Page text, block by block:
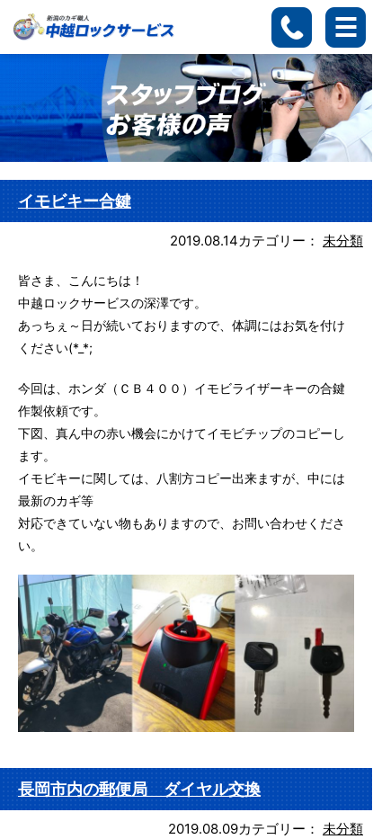
イモビキー合鍵
2019.08.14カテゴリー： 未分類
皆さま、こんにちは！
中越ロックサービスの深澤です。
あっちぇ～日が続いておりますので、体調にはお気を付け
ください(*_*;
今回は、ホンダ（ＣＢ４００）イモビライザーキーの合鍵
作製依頼です。
下図、真ん中の赤い機会にかけてイモビチップのコピーし
ます。
イモビキーに関しては、八割方コピー出来ますが、中には
最新のカギ等
対応できていない物もありますので、お問い合わせくださ
い。
長岡市内の郵便局 ダイヤル交換
2019.08.09カテゴリー： 未分類